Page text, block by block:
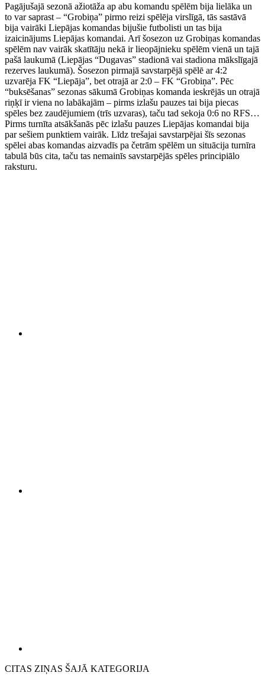
Pagājušajā sezonā ažiotāža ap abu komandu spēlēm bija lielāka un
to var saprast – “Grobiņa” pirmo reizi spēlēja virslīgā, tās sastāvā
bija vairāki Liepājas komandas bijušie futbolisti un tas bija
izaicinājums Liepājas komandai. Arī šosezon uz Grobiņas komandas
spēlēm nav vairāk skatītāju nekā ir lieopājnieku spēlēm vienā un tajā
pašā laukumā (Liepājas “Dugavas” stadionā vai stadiona mākslīgajā
rezerves laukumā). Šosezon pirmajā savstarpējā spēlē ar 4:2
uzvarēja FK “Liepāja”, bet otrajā ar 2:0 – FK “Grobiņa”. Pēc
“buksēšanas” sezonas sākumā Grobiņas komanda ieskrējās un otrajā
riņķī ir viena no labākajām – pirms izlašu pauzes tai bija piecas
spēles bez zaudējumiem (trīs uzvaras), taču tad sekoja 0:6 no RFS…
Pirms turnīta atsākšanās pēc izlašu pauzes Liepājas komandai bija
par sešiem punktiem vairāk. Līdz trešajai savstarpējai šīs sezonas
spēlei abas komandas aizvadīs pa četrām spēlēm un situācija turnīra
tabulā būs cita, taču tas nemainīs savstarpējās spēles principiālo
raksturu.
CITAS ZIŅAS ŠAJĀ KATEGORIJA